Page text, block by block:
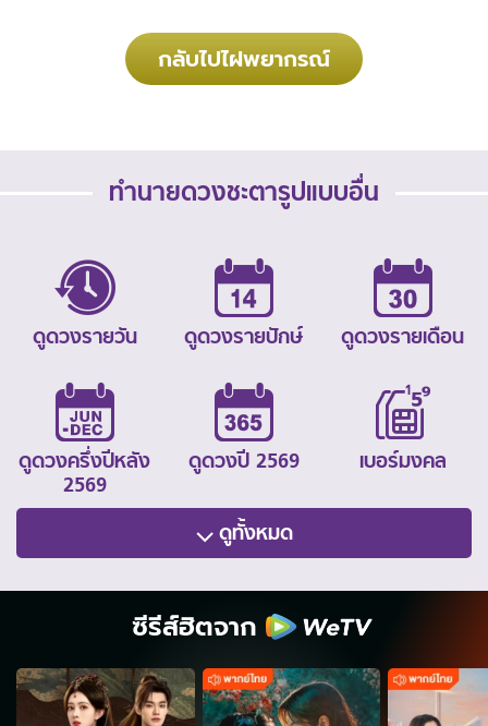
กลับไปไฝพยากรณ์
ทำนายดวงชะตารูปแบบอื่น
ดูดวงรายวัน ดูดวงรายปักษ์ ดูดวงรายเดือน
ดูดวงครึ่งปีหลัง
2569
ดูดวงปี 2569 เบอร์มงคล
ดูทั้งหมด
ซีรีส์ฮิตจาก